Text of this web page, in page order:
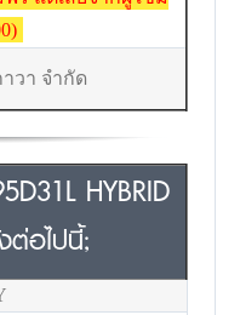
วา จำกัด
HYBRID
ต่อไปนี้;